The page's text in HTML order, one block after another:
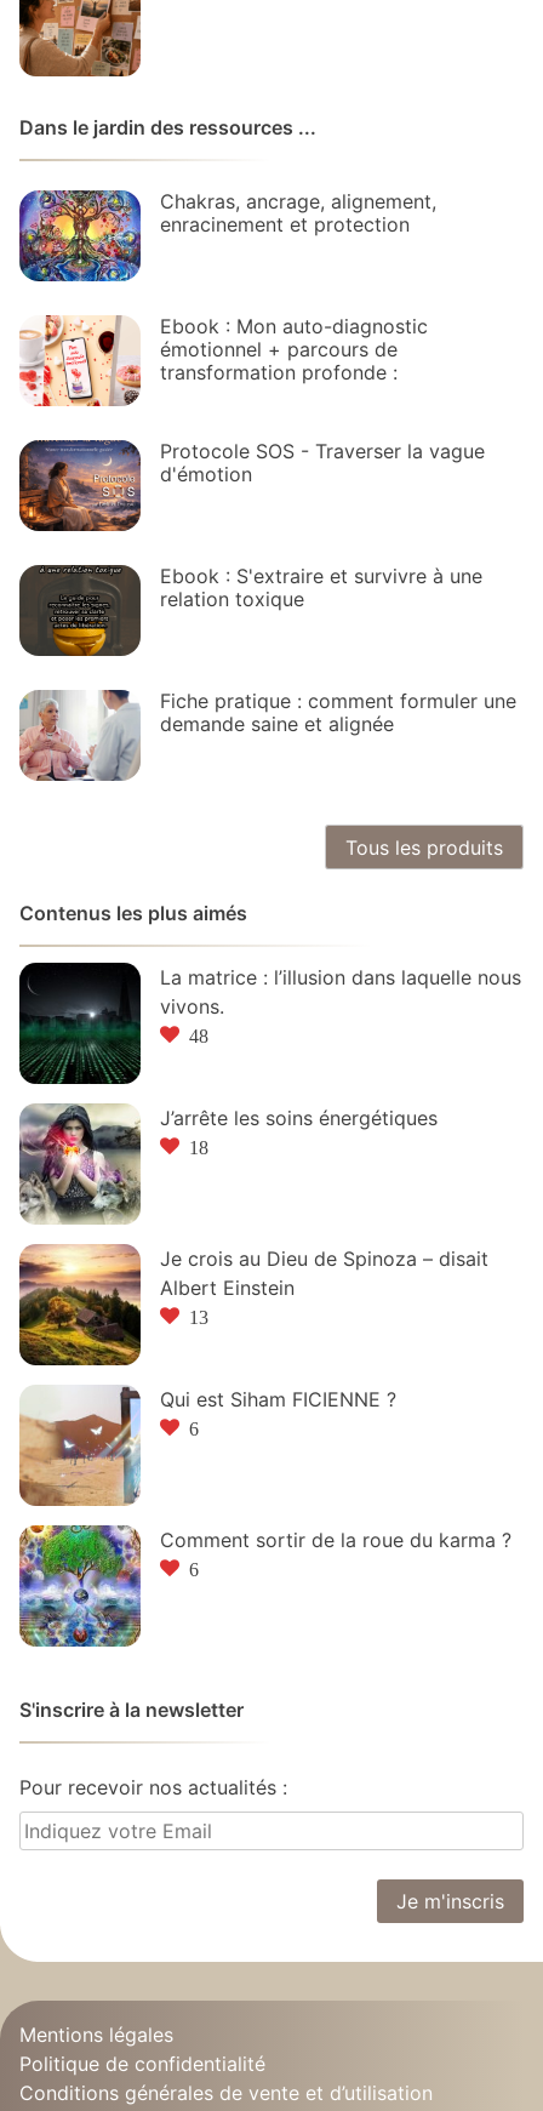
Dans le jardin des ressources ...
Chakras, ancrage, alignement,
enracinement et protection
Ebook : Mon auto-diagnostic
émotionnel + parcours de
transformation profonde :
Protocole SOS - Traverser la vague
d'émotion
Ebook : S'extraire et survivre à une
relation toxique
Fiche pratique : comment formuler une
demande saine et alignée
Tous les produits
Contenus les plus aimés
La matrice : l’illusion dans laquelle nous
vivons.
48
J’arrête les soins énergétiques
18
Je crois au Dieu de Spinoza – disait
Albert Einstein
13
Qui est Siham FICIENNE ?
6
Comment sortir de la roue du karma ?
6
S'inscrire à la newsletter
Pour recevoir nos actualités :
Mentions légales
Politique de confidentialité
Conditions générales de vente et d’utilisation